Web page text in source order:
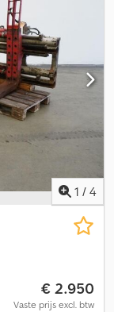
1 / 4
€ 2.950
Vaste prijs excl. btw